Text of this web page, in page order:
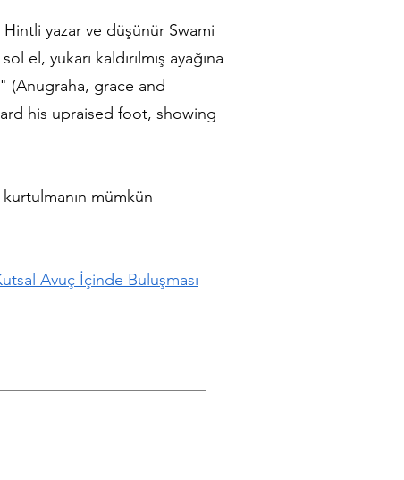
yazar ve düşünür Swami
yukarı kaldırılmış ayağına
(Anugraha, grace and
his upraised foot, showing
kurtulmanın mümkün
Avuç İçinde Buluşması